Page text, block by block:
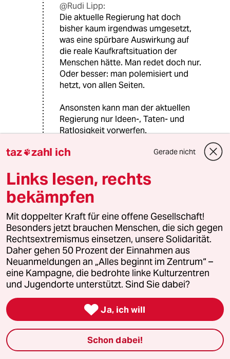
@Rudi Lipp:
Die aktuelle Regierung hat doch
bisher kaum irgendwas umgesetzt,
was eine spürbare Auswirkung auf
die reale Kaufkraftsituation der
Menschen hätte. Man redet doch nur.
Oder besser: man polemisiert und
hetzt, von allen Seiten.
Ansonsten kann man der aktuellen
Regierung nur Ideen-, Taten- und
Ratlosigkeit vorwerfen.
Regierungen lange davor zu
Wenn Sie nun anführen, dass die
beiden, genannten Parteien jeweils
fast immer beteiligt waren, hätten Sie
allerdings Recht.
P PeterArt
27.10.2025 11:39 Uhr
@Rudi Lipp:
Das klingt ein bisschen nach Fritz
Reuter: "Die Armut, die kommt von
der Powerteh!"
G GoJoRow
taz zahl ich Gerade nicht
Links lesen, rechts
bekämpfen
Mit doppelter Kraft für eine offene Gesellschaft!
Besonders jetzt brauchen Menschen, die sich gegen
Rechtsextremismus einsetzen, unsere Solidarität.
Daher gehen 50 Prozent der Einnahmen aus
Neuanmeldungen an „Alles beginnt im Zentrum“ –
eine Kampagne, die bedrohte linke Kulturzentren
und Jugendorte unterstützt. Sind Sie dabei?
 Ja, ich will
Schon dabei!